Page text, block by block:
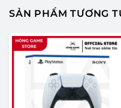
SẢN PHẨM TƯƠNG